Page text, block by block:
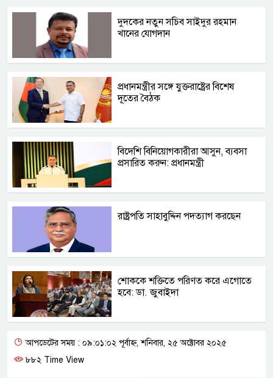
দুদকের নতুন সচিব সাইদুর রহমান
খানের যোগদান
প্রধানমন্ত্রীর সঙ্গে যুক্তরাষ্ট্রের বিশেষ
দূতের বৈঠক
বিদেশি বিনিয়োগকারীরা আসুন, ব্যবসা
প্রসারিত করুন: প্রধানমন্ত্রী
রাষ্ট্রপতি সাহাবুদ্দিন পদত্যাগ করছেন
শোককে শক্তিতে পরিণত করে এগোতে
হবে: ডা. জুবাইদা
আপডেটের সময় : ০৯:০১:০২ পূর্বাহ্ন, শনিবার, ২৫ অক্টোবর ২০২৫
৮৮২ Time View